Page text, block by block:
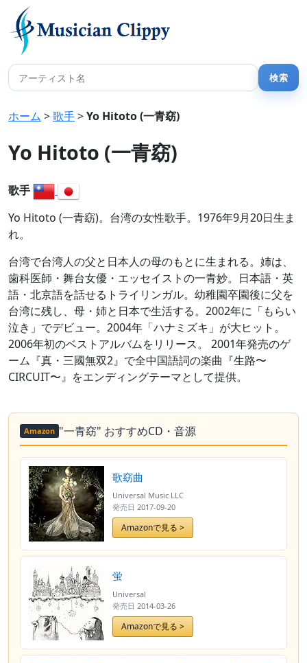
ホーム >歌手>Yo Hitoto (一青窈)
Yo Hitoto (一青窈)
歌手
Yo Hitoto (一青窈)。台湾の女性歌手。1976年9月20日生ま
れ。
台湾で台湾人の父と日本人の母のもとに生まれる。姉は、
歯科医師・舞台女優・エッセイストの一青妙。日本語・英
語・北京語を話せるトライリンガル。幼稚園卒園後に父を
台湾に残し、母・姉と日本で生活する。2002年に「もらい
泣き」でデビュー。2004年「ハナミズキ」が大ヒット。
2006年初のベストアルバムをリリース。 2001年発売のゲ
ーム『真・三國無双2』で全中国語詞の楽曲『生路〜
CIRCUIT〜』をエンディングテーマとして提供。
Amazon "一青窈" おすすめCD・音源
歌窈曲
Universal Music LLC
発売日 2017-09-20
Amazonで見る >
蛍
Universal
発売日 2014-03-26
Amazonで見る >